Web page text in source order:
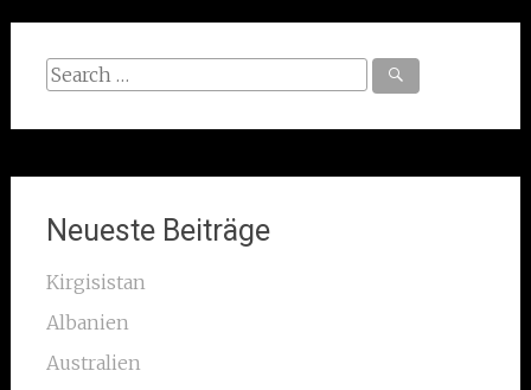
Search
Neueste Beiträge
Kirgisistan
Albanien
Australien